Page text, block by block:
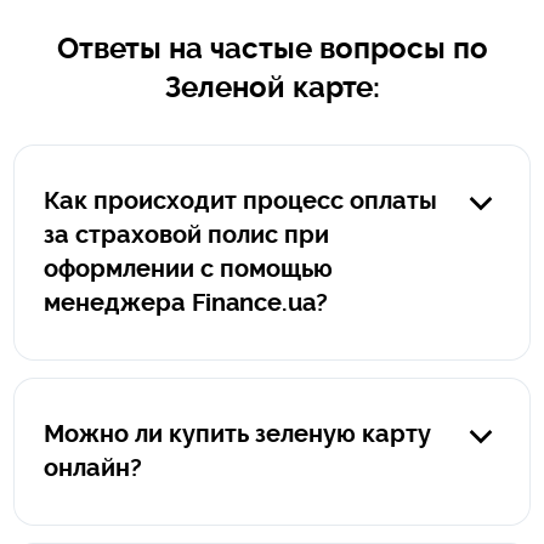
Ответы на частые вопросы по
Зеленой карте:
Как происходит процесс оплаты
за страховой полис при
оформлении с помощью
менеджера Finance.ua?
Finance.ua оплата за такой полис производиться
Прямую ссылку на оплату формирует менеджер
Finance.ua, ссылка всегда начинается исключительно
на portmone.com ваши данные защищены и не
Можно ли купить зеленую карту
онлайн?